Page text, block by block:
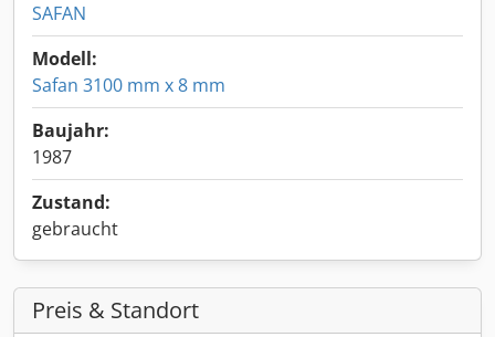
SAFAN
Modell:
Safan 3100 mm x 8 mm
Baujahr:
1987
Zustand:
gebraucht
Preis & Standort